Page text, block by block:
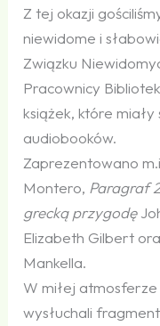
Z tej okazji
niewidome i
Związku
Pracownicy
książek, które
audiobooków.
Zaprezentowano
Montero, Paragraf
grecką przygodę
Elizabeth Gilbert
Mankella.
W miłej
wysłuchali